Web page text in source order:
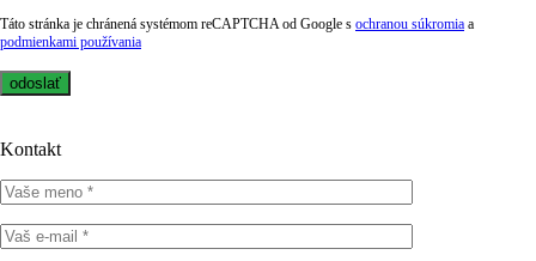
Táto stránka je chránená systémom reCAPTCHA od Google s ochranou súkromia a
podmienkami používania
Kontakt